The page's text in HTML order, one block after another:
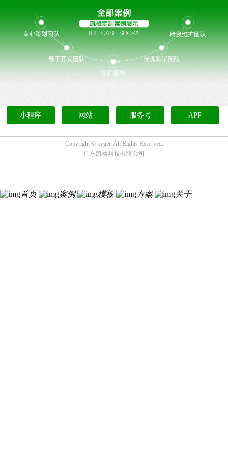
小程序 网站 服务号 APP
Copyright © kyger. All Rights Reserved.
广东凯格科技有限公司
首页 案例 模板 方案 关于